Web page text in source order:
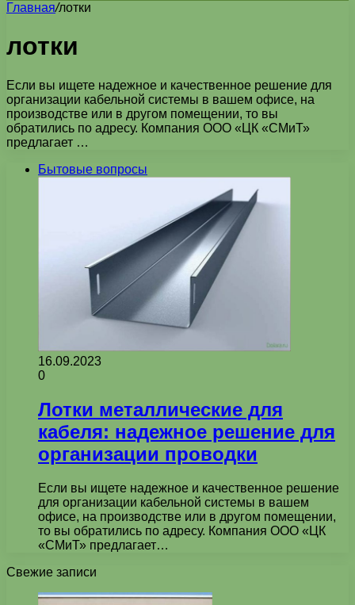
Главная/лотки
лотки
Если вы ищете надежное и качественное решение для
организации кабельной системы в вашем офисе, на
производстве или в другом помещении, то вы
обратились по адресу. Компания ООО «ЦК «СМиТ»
предлагает …
Бытовые вопросы
16.09.2023
0
Лотки металлические для
кабеля: надежное решение для
организации проводки
Если вы ищете надежное и качественное решение
для организации кабельной системы в вашем
офисе, на производстве или в другом помещении,
то вы обратились по адресу. Компания ООО «ЦК
«СМиТ» предлагает…
Свежие записи